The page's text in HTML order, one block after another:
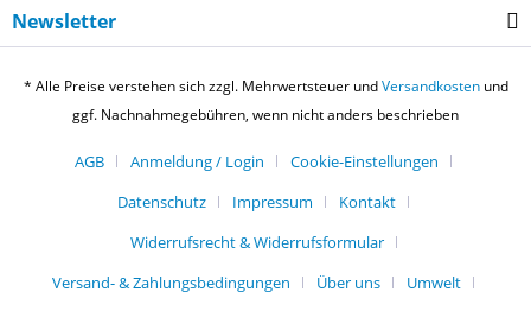
Newsletter
* Alle Preise verstehen sich zzgl. Mehrwertsteuer undVersandkostenund
ggf. Nachnahmegebühren, wenn nicht anders beschrieben
AGB Anmeldung / Login
Cookie-Einstellungen
Datenschutz
Impressum
Kontakt
Widerrufsrecht & Widerrufsformular
Versand- & Zahlungsbedingungen
Über uns
Umwelt